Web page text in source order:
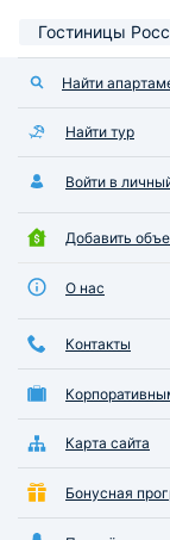
Гостиницы
Найти
Найти тур
Войти в
Добавить
О нас
Контакты
Карта сайта
Бонусная